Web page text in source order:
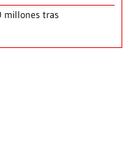
millones tras